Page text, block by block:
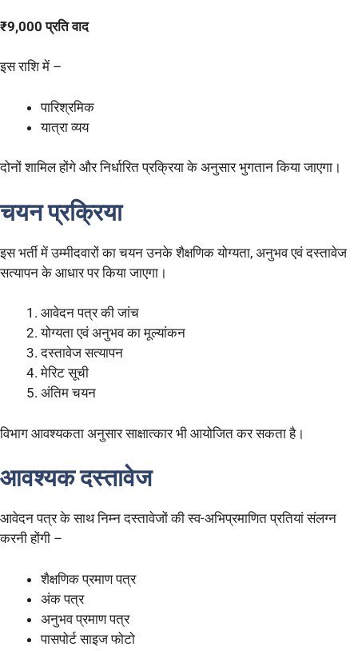
₹9,000 प्रति वाद
इस राशि में –
पारिश्रमिक
यात्रा व्यय
दोनों शामिल होंगे और निर्धारित प्रक्रिया के अनुसार भुगतान किया जाएगा।
चयन प्रक्रिया
इस भर्ती में उम्मीदवारों का चयन उनके शैक्षणिक योग्यता, अनुभव एवं दस्तावेज
सत्यापन के आधार पर किया जाएगा।
आवेदन पत्र की जांच
योग्यता एवं अनुभव का मूल्यांकन
दस्तावेज सत्यापन
मेरिट सूची
अंतिम चयन
विभाग आवश्यकता अनुसार साक्षात्कार भी आयोजित कर सकता है।
आवश्यक दस्तावेज
आवेदन पत्र के साथ निम्न दस्तावेजों की स्व-अभिप्रमाणित प्रतियां संलग्न
करनी होंगी –
शैक्षणिक प्रमाण पत्र
अंक पत्र
अनुभव प्रमाण पत्र
पासपोर्ट साइज फोटो